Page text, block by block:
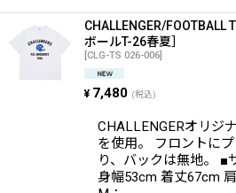
CHALLENGER/FOOTBALL
ボールT-26春夏］
[CLG-TS 026-006]
¥ 7,480 (税込)
CHALLENGERオリジ
を使用。 フロントに
り、バックは無地。 ■
身幅53cm 着丈67cm